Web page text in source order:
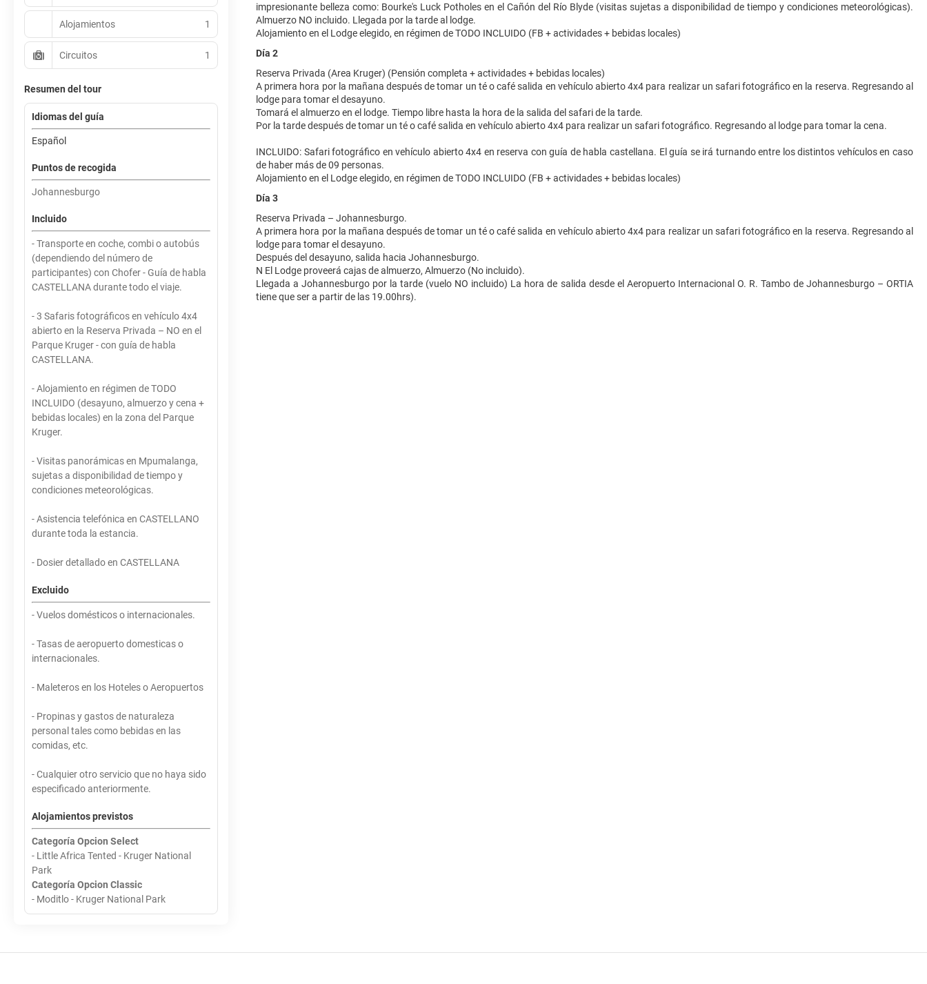
impresionante belleza como: Bourke's Luck Potholes en el Cañón del Río Blyde (visitas sujetas a disponibilidad de tiempo y condiciones meteorológicas).
Almuerzo NO incluido. Llegada por la tarde al lodge.
Alojamiento en el Lodge elegido, en régimen de TODO INCLUIDO (FB + actividades + bebidas locales)
Día 2
Reserva Privada (Area Kruger) (Pensión completa + actividades + bebidas locales)
A primera hora por la mañana después de tomar un té o café salida en vehículo abierto 4x4 para realizar un safari fotográfico en la reserva. Regresando al
lodge para tomar el desayuno.
Tomará el almuerzo en el lodge. Tiempo libre hasta la hora de la salida del safari de la tarde.
Por la tarde después de tomar un té o café salida en vehículo abierto 4x4 para realizar un safari fotográfico. Regresando al lodge para tomar la cena.
INCLUIDO: Safari fotográfico en vehículo abierto 4x4 en reserva con guía de habla castellana. El guía se irá turnando entre los distintos vehículos en caso
de haber más de 09 personas.
Alojamiento en el Lodge elegido, en régimen de TODO INCLUIDO (FB + actividades + bebidas locales)
Día 3
Reserva Privada – Johannesburgo.
A primera hora por la mañana después de tomar un té o café salida en vehículo abierto 4x4 para realizar un safari fotográfico en la reserva. Regresando al
lodge para tomar el desayuno.
Después del desayuno, salida hacia Johannesburgo.
N El Lodge proveerá cajas de almuerzo, Almuerzo (No incluido).
Llegada a Johannesburgo por la tarde (vuelo NO incluido) La hora de salida desde el Aeropuerto Internacional O. R. Tambo de Johannesburgo – ORTIA
tiene que ser a partir de las 19.00hrs).
Alojamientos 1
Circuitos 1
Resumen del tour
Idiomas del guía
Español
Puntos de recogida
Johannesburgo
Incluido
- Transporte en coche, combi o autobús
(dependiendo del número de
participantes) con Chofer - Guía de habla
CASTELLANA durante todo el viaje.
- 3 Safaris fotográficos en vehículo 4x4
abierto en la Reserva Privada – NO en el
Parque Kruger - con guía de habla
CASTELLANA.
- Alojamiento en régimen de TODO
INCLUIDO (desayuno, almuerzo y cena +
bebidas locales) en la zona del Parque
Kruger.
- Visitas panorámicas en Mpumalanga,
sujetas a disponibilidad de tiempo y
condiciones meteorológicas.
- Asistencia telefónica en CASTELLANO
durante toda la estancia.
- Dosier detallado en CASTELLANA
Excluido
- Vuelos domésticos o internacionales.
- Tasas de aeropuerto domesticas o
internacionales.
- Maleteros en los Hoteles o Aeropuertos
- Propinas y gastos de naturaleza
personal tales como bebidas en las
comidas, etc.
- Cualquier otro servicio que no haya sido
especificado anteriormente.
Alojamientos previstos
Categoría Opcion Select
- Little Africa Tented - Kruger National
Park
Categoría Opcion Classic
- Moditlo - Kruger National Park